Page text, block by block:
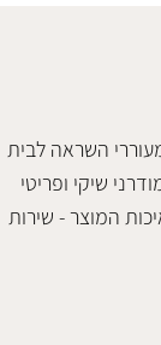
מעוררי השראה לבית
שיקי ופריטי
המוצר - שירות